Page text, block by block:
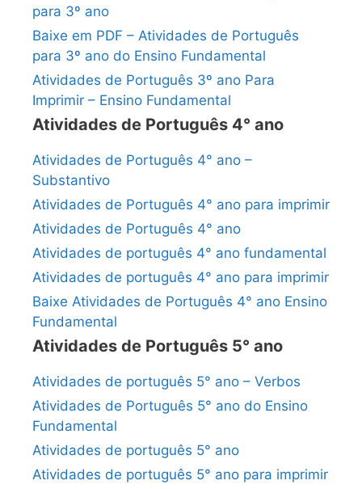
para 3º ano
Baixe em PDF – Atividades de Português
para 3º ano do Ensino Fundamental
Atividades de Português 3º ano Para
Imprimir – Ensino Fundamental
Atividades de Português 4° ano
Atividades de Português 4° ano –
Substantivo
Atividades de Português 4° ano para imprimir
Atividades de Português 4° ano
Atividades de português 4° ano fundamental
Atividades de português 4° ano para imprimir
Baixe Atividades de Português 4° ano Ensino
Fundamental
Atividades de Português 5° ano
Atividades de português 5° ano – Verbos
Atividades de Português 5° ano do Ensino
Fundamental
Atividades de português 5° ano
Atividades de português 5° ano para imprimir